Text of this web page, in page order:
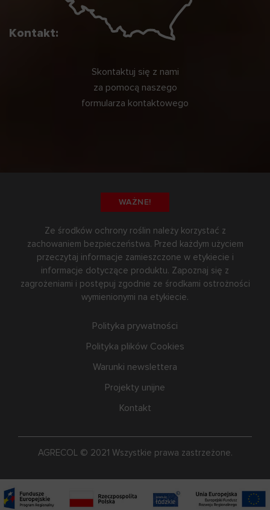
Kontakt:
Skontaktuj się z nami
za pomocą naszego
formularza kontaktowego
WAŻNE!
Ze środków ochrony roślin należy korzystać z
zachowaniem bezpieczeństwa. Przed każdym użyciem
przeczytaj informacje zamieszczone w etykiecie i
informacje dotyczące produktu. Zapoznaj się z
zagrożeniami i postępuj zgodnie ze środkami ostrożności
wymienionymi na etykiecie.
Polityka prywatności
Polityka plików Cookies
Warunki newslettera
Projekty unijne
Kontakt
AGRECOL © 2021 Wszystkie prawa zastrzeżone.